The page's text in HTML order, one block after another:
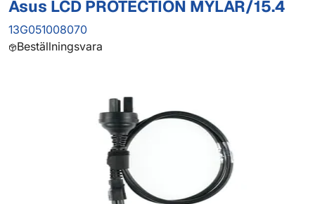
Asus LCD PROTECTION MYLAR/15.4
13G051008070
Beställningsvara